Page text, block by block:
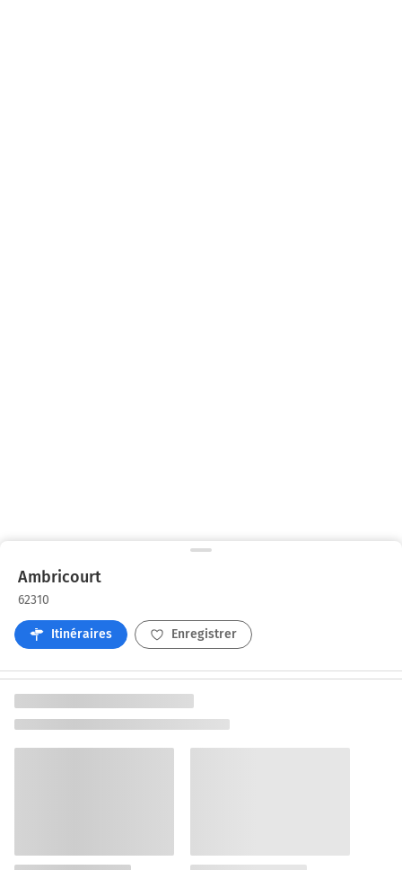
Ambricourt
62310
Itinéraires Enregistrer